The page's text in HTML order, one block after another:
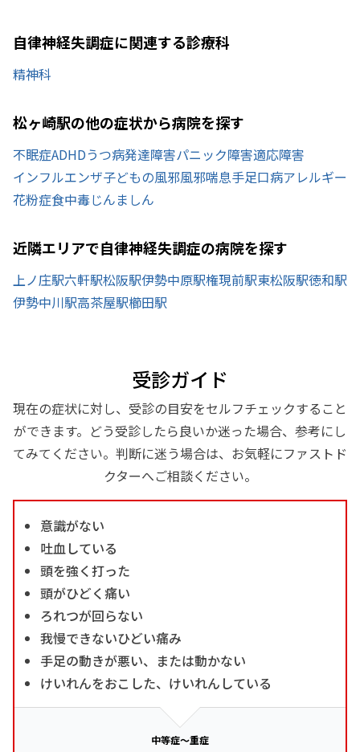
自律神経失調症に関連する診療科
精神科
松ヶ崎駅の他の症状から病院を探す
不眠症ADHDうつ病発達障害パニック障害適応障害
インフルエンザ子どもの風邪風邪喘息手足口病アレルギー
花粉症食中毒じんましん
近隣エリアで自律神経失調症の病院を探す
上ノ庄駅六軒駅松阪駅伊勢中原駅権現前駅東松阪駅徳和駅
伊勢中川駅高茶屋駅櫛田駅
受診ガイド
現在の症状に対し、受診の目安をセルフチェックすること
ができます。どう受診したら良いか迷った場合、参考にし
てみてください。判断に迷う場合は、お気軽にファストド
クターへご相談ください。
意識がない
吐血している
頭を強く打った
頭がひどく痛い
ろれつが回らない
我慢できないひどい痛み
手足の動きが悪い、または動かない
けいれんをおこした、けいれんしている
中等症～重症